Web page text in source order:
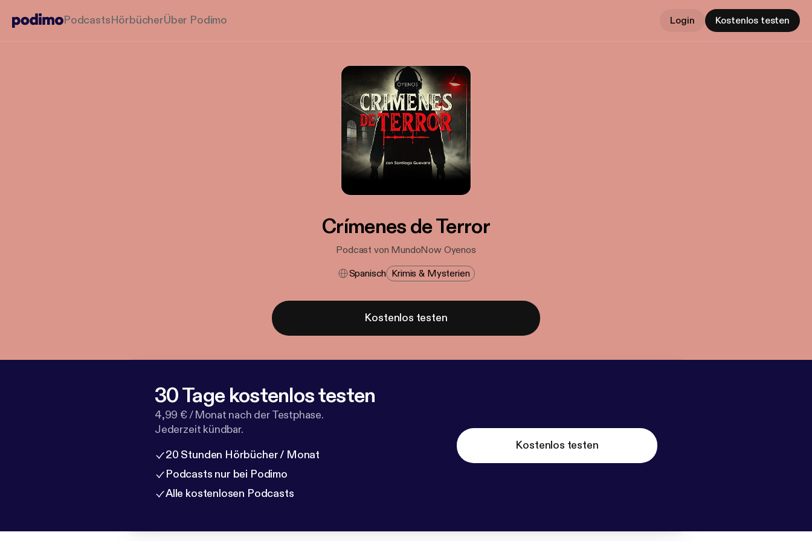
PodcastsHörbücherÜber Podimo Login Kostenlos testen
Crímenes de Terror
Podcast von MundoNow Oyenos
Spanisch Krimis & Mysterien
Kostenlos testen
30 Tage kostenlos testen
4,99 € / Monat nach der Testphase.
Jederzeit kündbar.
20 Stunden Hörbücher / Monat
Podcasts nur bei Podimo
Alle kostenlosen Podcasts
Kostenlos testen